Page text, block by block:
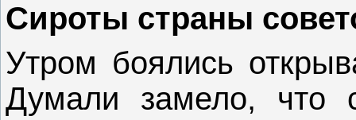
Сироты страны
Утром боялись
Думали замело, что